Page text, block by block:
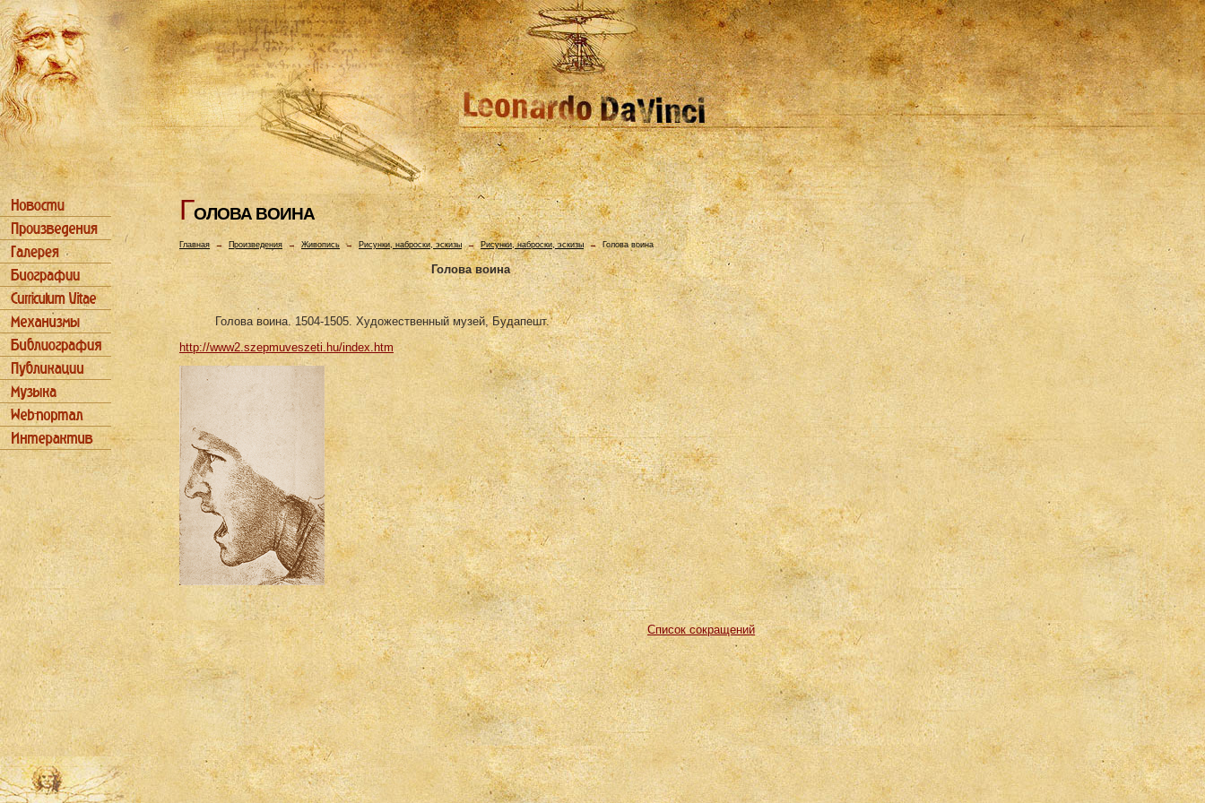
ГОЛОВА ВОИHА
Главная→ Произведения → Живопись → Рисунки, наброски, эскизы →Рисунки, наброски, эскизы→Голова воина
Голова воина
Голова воина. 1504-1505. Художественный музей, Будапешт.
http://www2.szepmuveszeti.hu/index.htm
Список сокращений